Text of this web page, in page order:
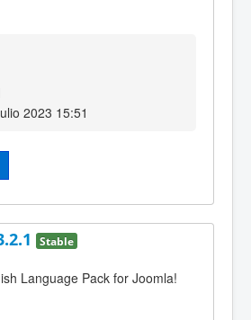
2023 15:51
Stable
Language Pack for Joomla!